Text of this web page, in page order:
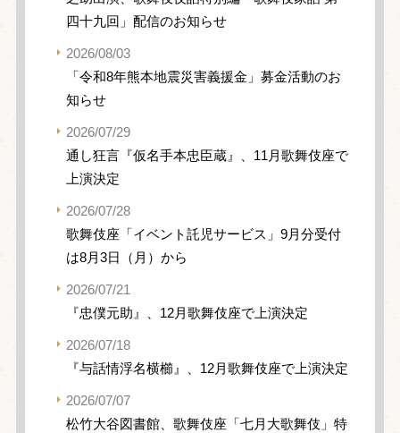
四十九回」配信のお知らせ
2026/08/03
「令和8年熊本地震災害義援金」募金活動のお
知らせ
2026/07/29
通し狂言『仮名手本忠臣蔵』、11月歌舞伎座で
上演決定
2026/07/28
歌舞伎座「イベント託児サービス」9月分受付
は8月3日（月）から
2026/07/21
『忠僕元助』、12月歌舞伎座で上演決定
2026/07/18
『与話情浮名横櫛』、12月歌舞伎座で上演決定
2026/07/07
松竹大谷図書館、歌舞伎座「七月大歌舞伎」特